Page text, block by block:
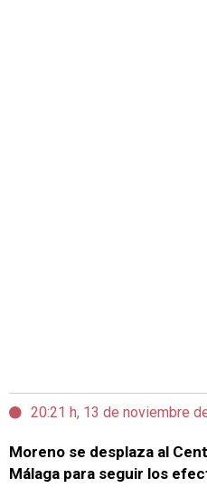
20:21 h, 13 de noviembre
Moreno se desplaza al
Málaga para seguir los